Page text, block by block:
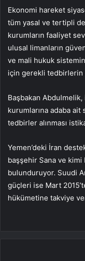
Ekonomi hareket
tüm yasal ve tertipli
kurumların faaliyet
ulusal limanların
ve mali hukuk
için gerekli tedbirlerin
Başbakan
kurumlarına adaba
tedbirler alınması
Yemen’deki İran
başşehir Sana ve
bulunduruyor. Suudi
güçleri ise Mart
hükümetine takviye